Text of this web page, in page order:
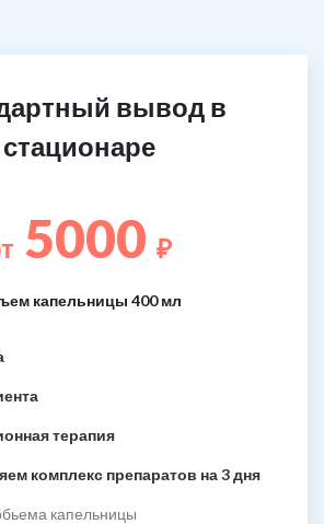
вывод в
стационаре
5000 ₽
капельницы 400 мл
терапия
комплекс препаратов на 3 дня
капельницы